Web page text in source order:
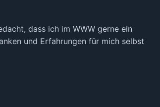
dass ich im WWW gerne ein
und Erfahrungen für mich selbst